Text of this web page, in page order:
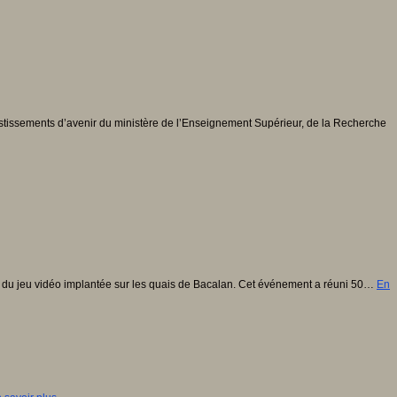
d’avenir du ministère de l’Enseignement Supérieur, de la Recherche
jeu vidéo implantée sur les quais de Bacalan. Cet événement a réuni 50… En